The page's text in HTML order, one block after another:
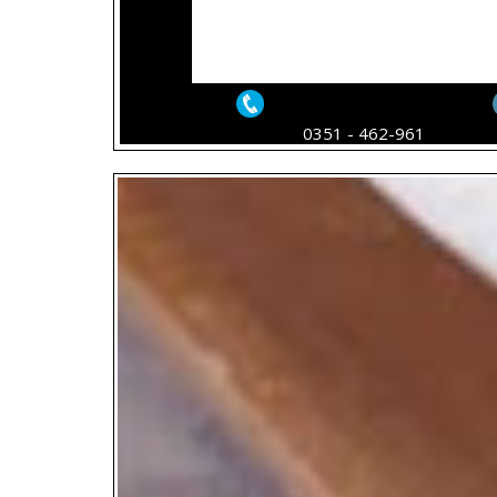
DAPUR SULTAN
MADIUN - BALADO
DAPUR
MADIUN -
45.000,-
DAPUR SULTAN
MADIUN -
RENDANG AYAM -
RP 55.000
0351 - 462-961